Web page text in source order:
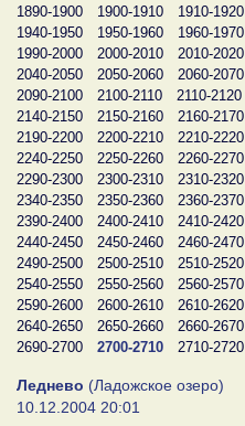
1890-1900
1900-1910 1910-1920
1940-1950
1950-1960 1960-1970
1990-2000
2000-2010 2010-2020
2040-2050
2050-2060 2060-2070
2090-2100
2100-2110 2110-2120
2140-2150
2150-2160 2160-2170
2190-2200
2200-2210 2210-2220
2240-2250
2250-2260 2260-2270
2290-2300
2300-2310 2310-2320
2340-2350
2350-2360 2360-2370
2390-2400
2400-2410 2410-2420
2440-2450
2450-2460 2460-2470
2490-2500
2500-2510 2510-2520
2540-2550
2550-2560 2560-2570
2590-2600
2600-2610 2610-2620
2640-2650
2650-2660 2660-2670
2690-2700
2700-2710 2710-2720
Леднево (Ладожское озеро)
10.12.2004 20:01